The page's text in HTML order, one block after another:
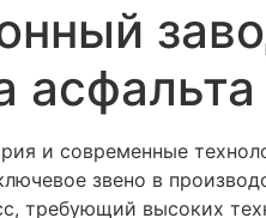
асфальта
звено в
требующий высоких